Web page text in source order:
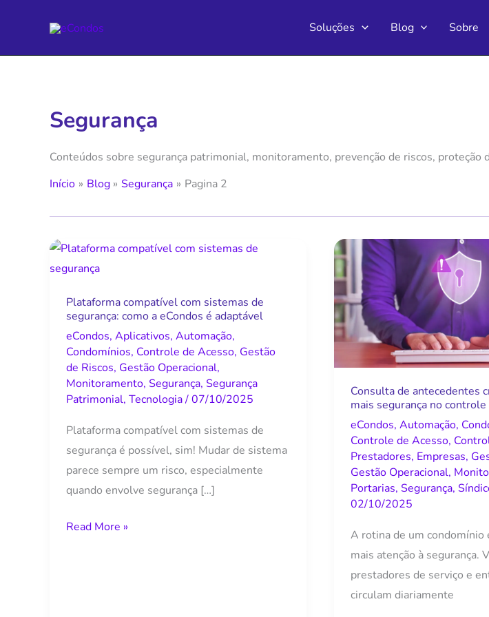
Soluções Blog Sobre
Segurança
Conteúdos sobre segurança patrimonial, monitoramento, prevenção de riscos, proteção
Início
Blog Segurança Pagina 2
Plataforma compatível com sistemas de
segurança: como a eCondos é adaptável
eCondos, Aplicativos, Automação,
Condomínios, Controle de Acesso, Gestão
de Riscos, Gestão Operacional,
Monitoramento, Segurança, Segurança
Patrimonial, Tecnologia/07/10/2025
Plataforma compatível com sistemas de
segurança é possível, sim! Mudar de sistema
parece sempre um risco, especialmente
quando envolve segurança […]
Plataforma
compatível
sistemas
de
segurança:
como
a
eCondos
é
adaptável
Read More »
Consulta de antecedentes
mais segurança no controle
eCondos,Automação,
Controle de Acesso,
Prestadores, Empresas,
Gestão Operacional,
Portarias,Segurança,
02/10/2025
A rotina de um condomínio
mais atenção à segurança.
prestadores de serviço e
circulam diariamente
Consulta
de
antecedentes
criminais
por
CPF:
mais
segurança
no
controle
de
acessos